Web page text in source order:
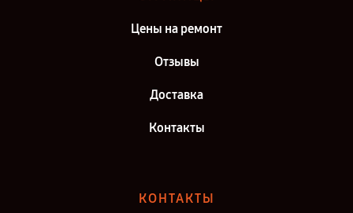
Цены на ремонт
Отзывы
Доставка
Контакты
КОНТАКТЫ